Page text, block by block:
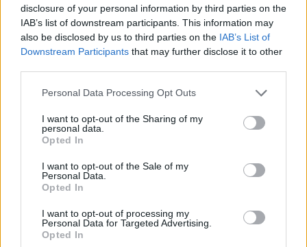
disclosure of your personal information by third parties on the
IAB’s list of downstream participants. This information may
also be disclosed by us to third parties on the IAB’s List of
Downstream Participants that may further disclose it to other
Personal Data Processing Opt Outs
I want to opt-out of the Sharing of my
personal data.
Opted In
I want to opt-out of the Sale of my
Personal Data.
Opted In
I want to opt-out of processing my
Personal Data for Targeted Advertising.
Opted In